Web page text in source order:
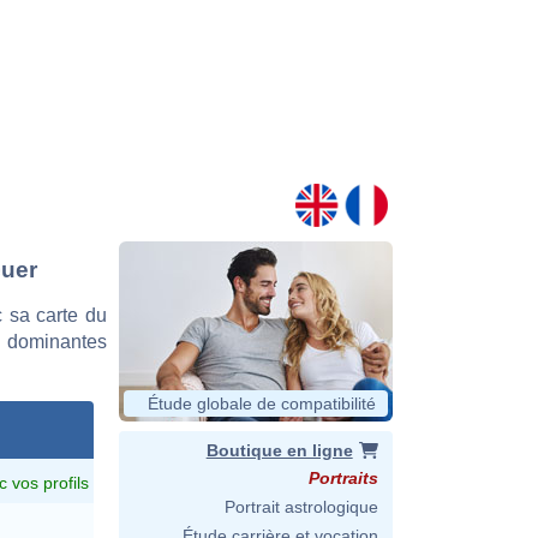
sa carte du
vos profils
Étude globale de compatibilité
Boutique en ligne
Portraits
Portrait astrologique